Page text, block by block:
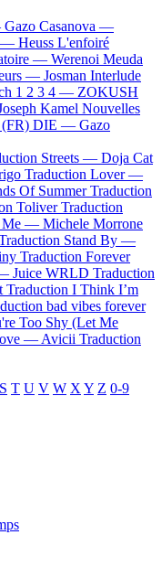
Gazo Casanova —
— Heuss L'enfoiré
— Werenoi Meuda
— Josman Interlude
1 2 3 4 — ZOKUSH
Kamel Nouvelles
(FR) DIE — Gazo
Streets — Doja Cat
Traduction Lover —
Of Summer Traduction
Toliver Traduction
Me — Michele Morrone
Stand By —
Traduction Forever
Juice WRLD Traduction
Traduction I Think I’m
bad vibes forever
Too Shy (Let Me
— Avicii Traduction
S T U V W X Y Z 0-9